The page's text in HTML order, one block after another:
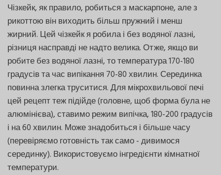
Чізкейк, як правило, робиться з маскарпоне, але з
рикоттою він виходить більш пружний і менш
жирний. Цей чізкейк я робила і без водяної лазні,
різниця насправді не надто велика. Отже, якщо ви
робите без водяної лазні, то температура 170-180
градусів та час випікання 70-80 хвилин. Серединка
повинна злегка труситися. Для мікрохвильової печі
цей рецепт теж підійде (головне, щоб форма була не
алюмінієва), ставимо режим випічка, 180-200 градусів
і на 60 хвилин. Може знадобиться і більше часу
(перевіряємо готовність так само - дивимося
серединку). Використовуємо інгредієнти кімнатної
температури.